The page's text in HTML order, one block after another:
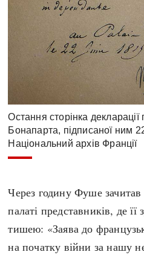
Остання сторінка
Бонапарта, підписаної ним
Національний архів Франції
Через годину Фуше зачитав
палаті представників, де
тишею: «Заява до
на початку війни за нашу